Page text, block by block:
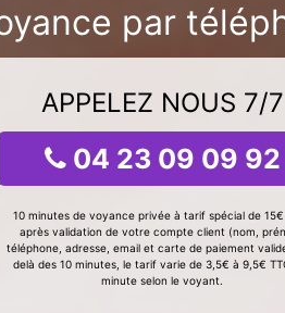
par
APPELEZ NOUS 7/7
04 23 09 09 92
10 minutes de voyance privée à tarif spécial de 15€
après validation de votre compte client (nom,
téléphone, adresse, email et carte de paiement
delà des 10 minutes, le tarif varie de 3,5€ à 9,5€
minute selon le voyant.